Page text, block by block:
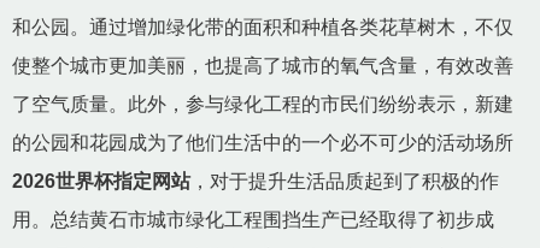
和公园。通过增加绿化带的面积和种植各类花草树木，不仅
使整个城市更加美丽，也提高了城市的氧气含量，有效改善
了空气质量。此外，参与绿化工程的市民们纷纷表示，新建
的公园和花园成为了他们生活中的一个必不可少的活动场所
2026世界杯指定网站，对于提升生活品质起到了积极的作
用。总结黄石市城市绿化工程围挡生产已经取得了初步成